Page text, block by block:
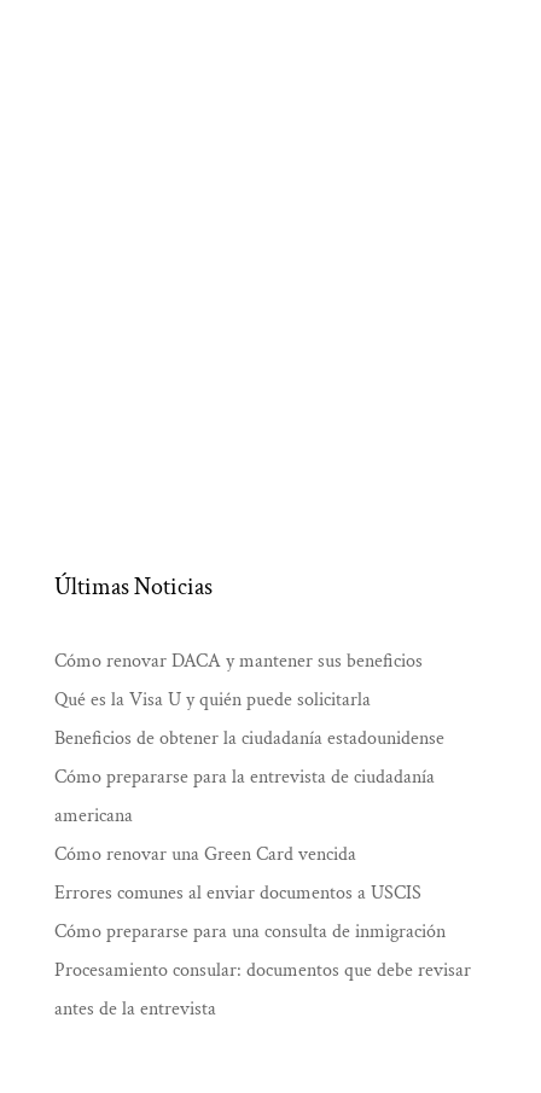
Últimas Noticias
Cómo renovar DACA y mantener sus beneficios
Qué es la Visa U y quién puede solicitarla
Beneficios de obtener la ciudadanía estadounidense
Cómo prepararse para la entrevista de ciudadanía
americana
Cómo renovar una Green Card vencida
Errores comunes al enviar documentos a USCIS
Cómo prepararse para una consulta de inmigración
Procesamiento consular: documentos que debe revisar
antes de la entrevista